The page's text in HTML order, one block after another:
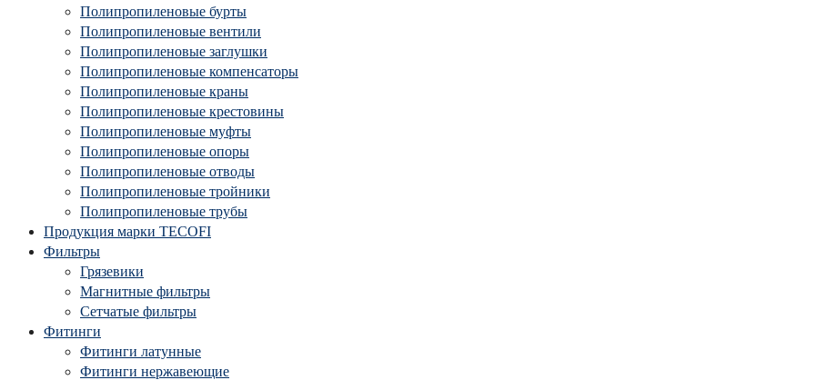
Полипропиленовые бурты
Полипропиленовые вентили
Полипропиленовые заглушки
Полипропиленовые компенсаторы
Полипропиленовые краны
Полипропиленовые крестовины
Полипропиленовые муфты
Полипропиленовые опоры
Полипропиленовые отводы
Полипропиленовые тройники
Полипропиленовые трубы
Продукция марки TECOFI
Фильтры
Грязевики
Магнитные фильтры
Сетчатые фильтры
Фитинги
Фитинги латунные
Фитинги нержавеющие